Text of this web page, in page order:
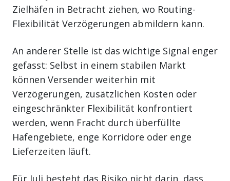
Zielhäfen in Betracht ziehen, wo Routing-
Flexibilität Verzögerungen abmildern kann.
An anderer Stelle ist das wichtige Signal enger
gefasst: Selbst in einem stabilen Markt
können Versender weiterhin mit
Verzögerungen, zusätzlichen Kosten oder
eingeschränkter Flexibilität konfrontiert
werden, wenn Fracht durch überfüllte
Hafengebiete, enge Korridore oder enge
Lieferzeiten läuft.
Für Juli besteht das Risiko nicht darin, dass